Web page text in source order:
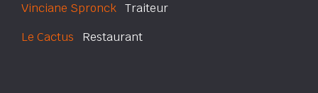
Vinciane Spronck Traiteur
Le Cactus Restaurant